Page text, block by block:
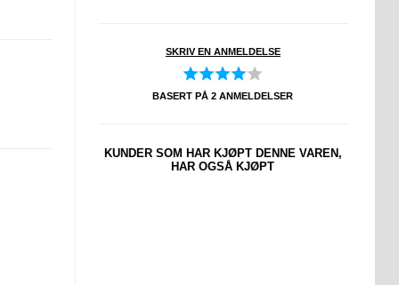
SKRIV EN ANMELDELSE
BASERT PÅ2 ANMELDELSER
KUNDER SOM HAR KJØPT DENNE VAREN,
HAR OGSÅ KJØPT